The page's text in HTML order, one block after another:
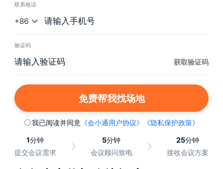
联系电话
+86
验证码
获取验证码
免费帮我找场地
我已阅读并同意《会小通用户协议》 《隐私保护政策》
1分钟
提交会议需求
5分钟
会议顾问致电
25分钟
接收会议方案